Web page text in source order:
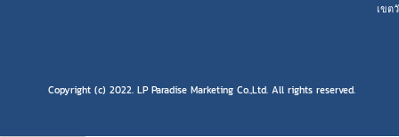
เขต
Copyright (c) 2022. LP Paradise Marketing Co.,Ltd. All rights reserved.